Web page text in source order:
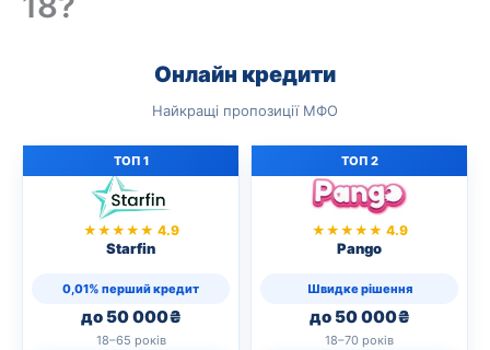
Онлайн кредити
Найкращі пропозиції МФО
ТОП 1
★★★★★ 4.9
Starfin
0,01% перший кредит
до 50 000₴
18–65 років
ТОП 2
★★★★★ 4.9
Pango
Швидке рішення
до 50 000₴
18–70 років